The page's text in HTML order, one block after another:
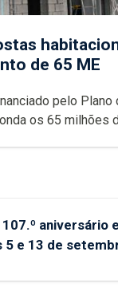
de 65 ME
pelo Plano
os 65 milhões
aniversário
5 e 13 de